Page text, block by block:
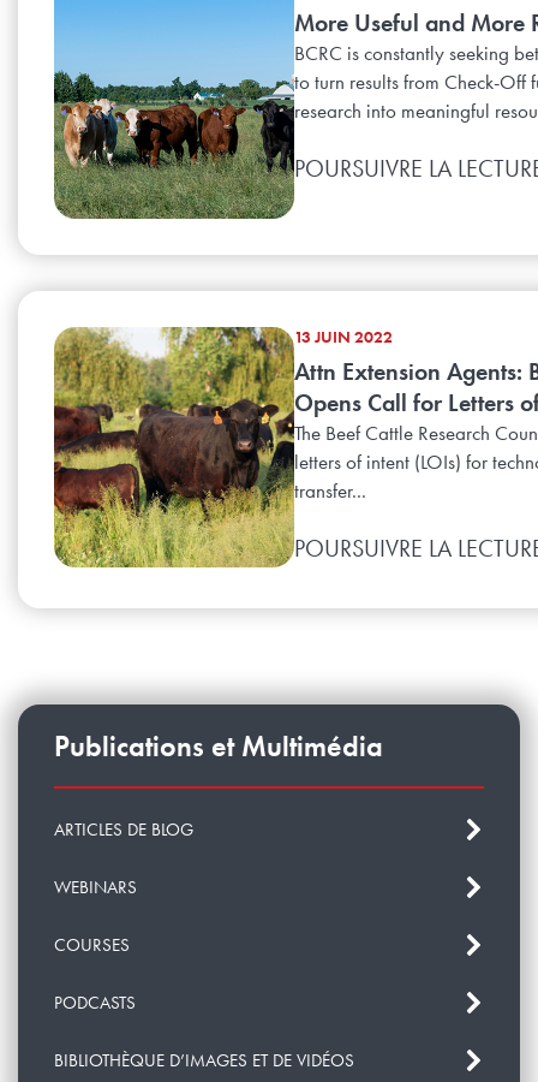
More Useful and More
BCRC is constantly seeking
to turn results from Check-Off
research into meaningful
POURSUIVRE LA
13 JUIN 2022
Attn Extension Agents:
Opens Call for Letters
The Beef Cattle Research
letters of intent (LOIs) for
transfer...
POURSUIVRE LA
Publications et Multimédia
ARTICLES DE BLOG
WEBINARS
COURSES
PODCASTS
BIBLIOTHÈQUE D’IMAGES ET DE VIDÉOS